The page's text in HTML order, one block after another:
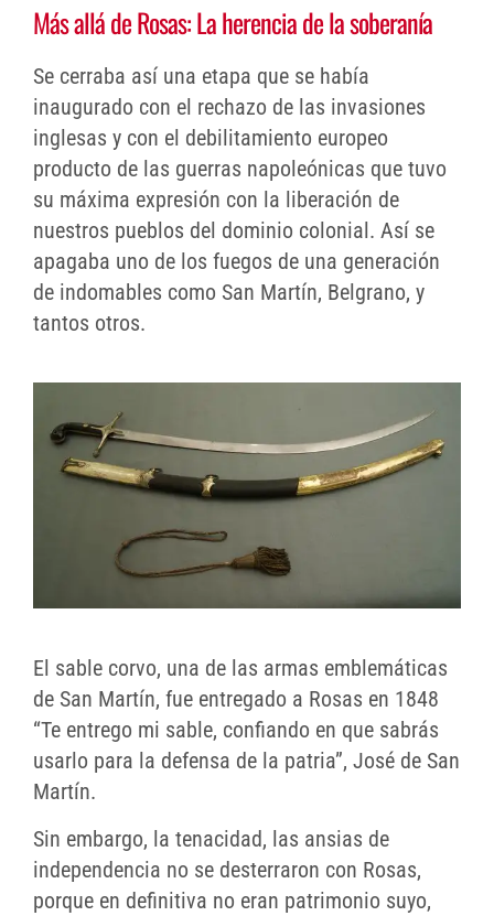
Más allá de Rosas: La herencia de la soberanía
Se cerraba así una etapa que se había
inaugurado con el rechazo de las invasiones
inglesas y con el debilitamiento europeo
producto de las guerras napoleónicas que tuvo
su máxima expresión con la liberación de
nuestros pueblos del dominio colonial. Así se
apagaba uno de los fuegos de una generación
de indomables como San Martín, Belgrano, y
tantos otros.
El sable corvo, una de las armas emblemáticas
de San Martín, fue entregado a Rosas en 1848
“Te entrego mi sable, confiando en que sabrás
usarlo para la defensa de la patria”, José de San
Martín.
Sin embargo, la tenacidad, las ansias de
independencia no se desterraron con Rosas,
porque en definitiva no eran patrimonio suyo,